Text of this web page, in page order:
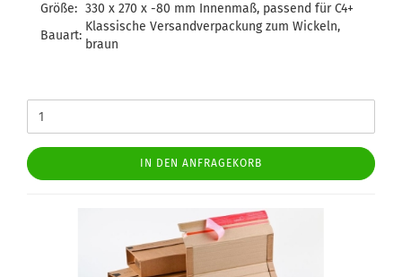
Größe: 330 x 270 x -80 mm Innenmaß, passend für C4+
Bauart:
Klassische Versandverpackung zum Wickeln,
braun
IN DEN ANFRAGEKORB